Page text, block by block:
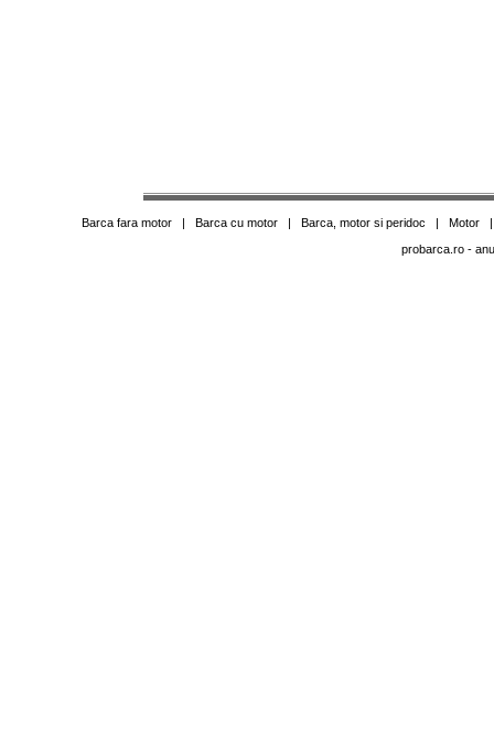
Barca fara motor| Barca cu motor| Barca, motor si peridoc | Motor
probarca.ro-